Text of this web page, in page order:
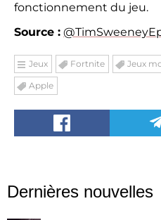
fonctionnement du jeu.
Source :
Jeux Fortnite Jeux
Apple
Dernières nouvelles